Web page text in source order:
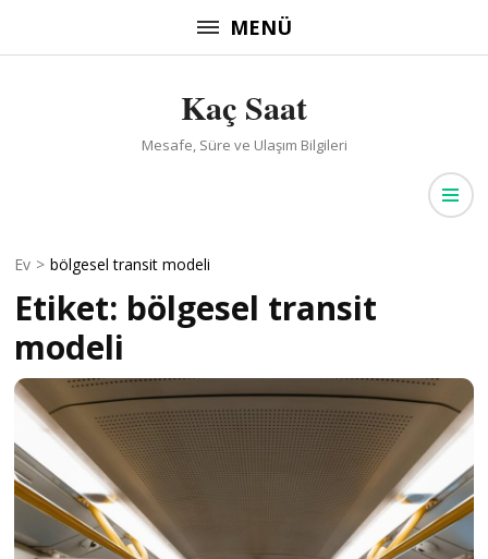
atla
MENÜ
Kaç Saat
Mesafe, Süre ve Ulaşım Bilgileri
Ev > bölgesel transit modeli
Etiket: bölgesel transit
modeli